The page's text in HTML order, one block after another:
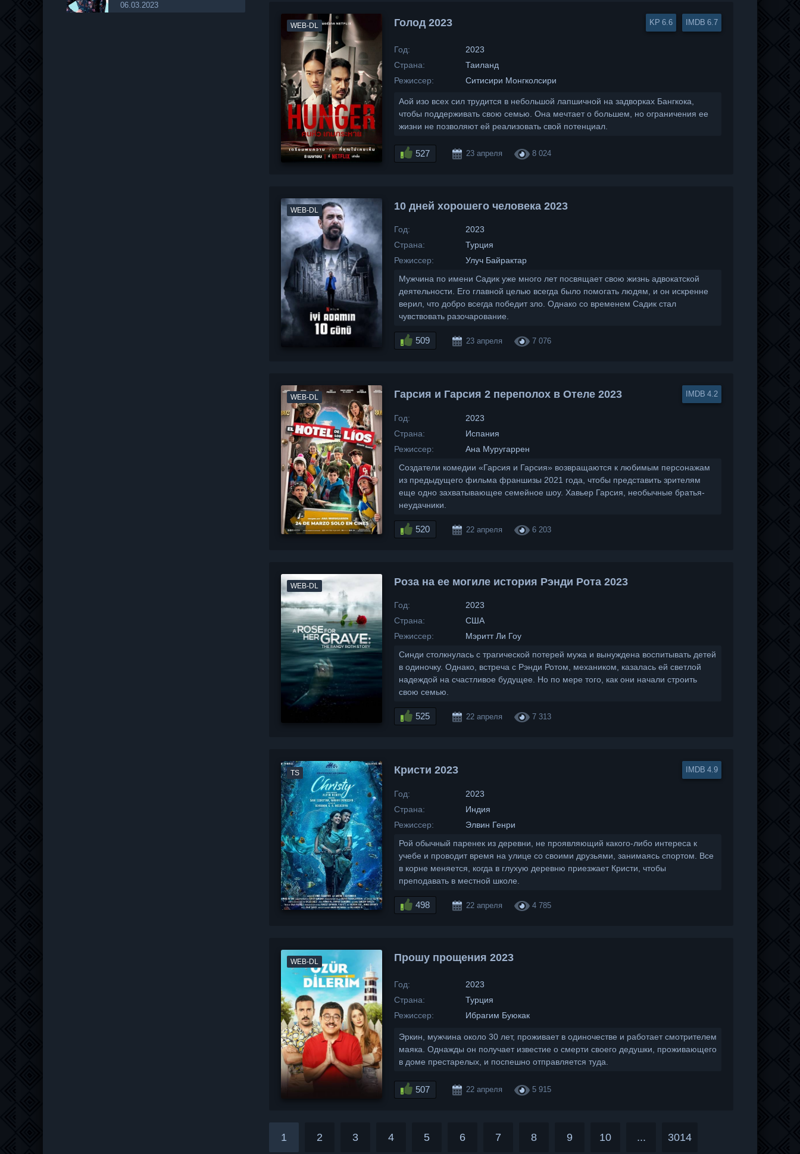
WEB-DL Голод 2023 6.6 6.7
Год:
2023
Страна:
Таиланд
Режиссер:
Ситисири Монгколсири
Аой изо всех сил трудится в небольшой лапшичной на задворках Бангкока,
чтобы поддерживать свою семью. Она мечтает о большем, но ограничения ее
жизни не позволяют ей реализовать свой потенциал.
527 23 апреля 8 024
WEB-DL 10 дней хорошего человека 2023
Год:
2023
Страна:
Турция
Режиссер:
Улуч Байрактар
Мужчина по имени Садик уже много лет посвящает свою жизнь адвокатской
деятельности. Его главной целью всегда было помогать людям, и он искренне
верил, что добро всегда победит зло. Однако со временем Садик стал
чувствовать разочарование.
509 23 апреля 7 076
WEB-DL Гарсия и Гарсия 2 переполох в Отеле 2023 4.2
Год:
2023
Страна:
Испания
Режиссер:
Ана Муругаррен
Создатели комедии «Гарсия и Гарсия» возвращаются к любимым персонажам
из предыдущего фильма франшизы 2021 года, чтобы представить зрителям
еще одно захватывающее семейное шоу. Хавьер Гарсия, необычные братья-
неудачники.
520 22 апреля 6 203
WEB-DL Роза на ее могиле история Рэнди Рота 2023
Год:
2023
Страна:
США
Режиссер:
Мэритт Ли Гоу
Синди столкнулась с трагической потерей мужа и вынуждена воспитывать детей
в одиночку. Однако, встреча с Рэнди Ротом, механиком, казалась ей светлой
надеждой на счастливое будущее. Но по мере того, как они начали строить
свою семью.
525 22 апреля 7 313
TS Кристи 2023 4.9
Год:
2023
Страна:
Индия
Режиссер:
Элвин Генри
Рой обычный паренек из деревни, не проявляющий какого-либо интереса к
учебе и проводит время на улице со своими друзьями, занимаясь спортом. Все
в корне меняется, когда в глухую деревню приезжает Кристи, чтобы
преподавать в местной школе.
498 22 апреля 4 785
WEB-DL Прошу прощения 2023
Год:
2023
Страна:
Турция
Режиссер:
Ибрагим Буюкак
Эркин, мужчина около 30 лет, проживает в одиночестве и работает смотрителем
маяка. Однажды он получает известие о смерти своего дедушки, проживающего
в доме престарелых, и поспешно отправляется туда.
507 22 апреля 5 915
1 2 3 4 5 6 7 8 9 10 ... 3014
06.03.2023